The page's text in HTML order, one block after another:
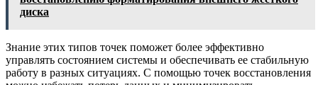
диска
Знание этих типов точек поможет более эффективно
управлять состоянием системы и обеспечивать ее стабильную
работу в разных ситуациях. С помощью точек восстановления